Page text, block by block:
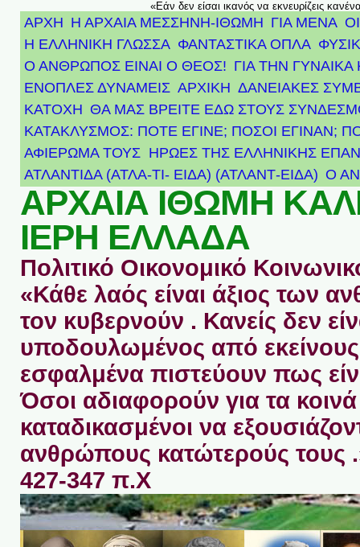
«Εάν δεν είσαι ικανός να εκνευρίζεις
ΑΡΧΗ Η ΑΡΧΑΙΑ ΜΕΣΣΗΝΗ-ΙΘΩΜΗ ΓΙΑ ΜΕΝΑ
Η ΕΛΛΗΝΙΚΗ ΓΛΩΣΣΑ ΦΑΝΤΑΣΤΙΚΑ ΟΠΛΑ
Ο ΑΝΘΡΩΠΟΣ ΕΙΝΑΙ Ο ΘΕΟΣ! ΓΙΑ ΤΗΝ ΓΥΝΑΙΚΑ
ΕΝΟΠΛΕΣ ΔΥΝΑΜΕΙΣ ΑΡΧΙΚΉ ΔΑΝΕΙΑΚΕΣ
ΚΑΤΟΧΗ ΘΑ ΜΑΣ ΒΡΕΙΤΕ ΕΔΩ ΣΤΟΥΣ
ΚΑΤΑΚΛΥΣΜΟΣ: ΠΟΤΕ ΕΓΙΝΕ; ΠΟΣΟΙ ΕΓΙΝΑΝ;
ΑΦΙΈΡΩΜΑ ΤΟΥΣ ΉΡΩΕΣ ΤΗΣ ΕΛΛΗΝΙΚΉΣ
ΑΤΛΑΝΤΊΔΑ (ΑΤΛΑ-ΤΙ- ΕΙΔΑ) (ΑΤΛΑΝΤ-ΕΙΔΑ) Ο
ΑΡΧΑΙΑ ΙΘΩΜΗ
ΙΕΡΗ ΕΛΛΑΔΑ
Πολιτικό Οικονομικό
«Κάθε λαός είναι άξιος των
τον κυβερνούν . Κανείς δεν
υποδουλωμένος από
εσφαλμένα πιστεύουν πως
Όσοι αδιαφορούν για τα κοινά
καταδικασμένοι να
ανθρώπους κατώτερούς τους
427-347 π.Χ